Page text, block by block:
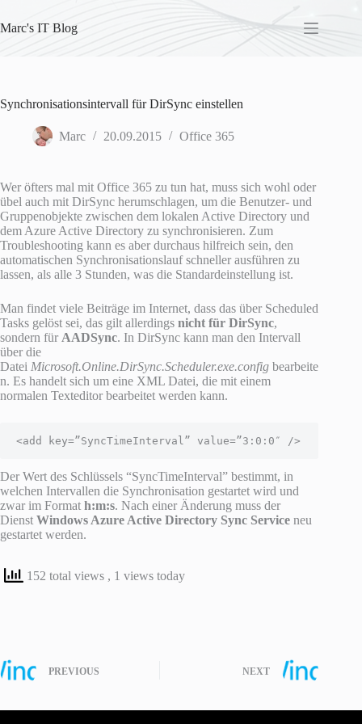
to
content
Marc's IT Blog
Synchronisationsintervall für DirSync einstellen
Marc 20.09.2015 Office 365
Wer öfters mal mit Office 365 zu tun hat, muss sich wohl oder
übel auch mit DirSync herumschlagen, um die Benutzer- und
Gruppenobjekte zwischen dem lokalen Active Directory und
dem Azure Active Directory zu synchronisieren. Zum
Troubleshooting kann es aber durchaus hilfreich sein, den
automatischen Synchronisationslauf schneller ausführen zu
lassen, als alle 3 Stunden, was die Standardeinstellung ist.
Man findet viele Beiträge im Internet, dass das über Scheduled
Tasks gelöst sei, das gilt allerdings nicht für DirSync,
sondern für AADSync. In DirSync kann man den Intervall
über die
Datei Microsoft.Online.DirSync.Scheduler.exe.config bearbeite
n. Es handelt sich um eine XML Datei, die mit einem
normalen Texteditor bearbeitet werden kann.
<add key=”SyncTimeInterval” value=”3:0:0″ />
Der Wert des Schlüssels “SyncTimeInterval” bestimmt, in
welchen Intervallen die Synchronisation gestartet wird und
zwar im Format h:m:s. Nach einer Änderung muss der
Dienst Windows Azure Active Directory Sync Service neu
gestartet werden.
152 total views , 1 views today
PREVIOUS NEXT